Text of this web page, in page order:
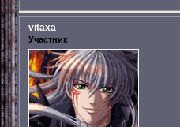
vitaxa
Участник